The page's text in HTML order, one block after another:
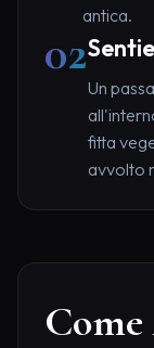
antica.
02
Un
fitta
avvolto